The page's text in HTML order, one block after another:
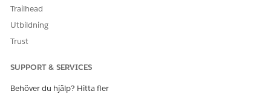
Regelverkskod
Avgift för regleringstransaktion
Besök
Trailhead
Utbildning
Trust
SUPPORT & SERVICES
Behöver du hjälp? Hitta fler